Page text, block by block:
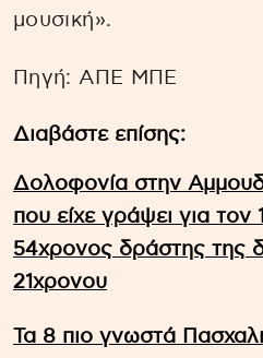
μουσική».
Πηγή: ΑΠΕ ΜΠΕ
Διαβάστε επίσης:
Δολοφονία στην
που είχε γράψει για τον
54χρονος δράστης της
21χρονου
Τα 8 πιο γνωστά